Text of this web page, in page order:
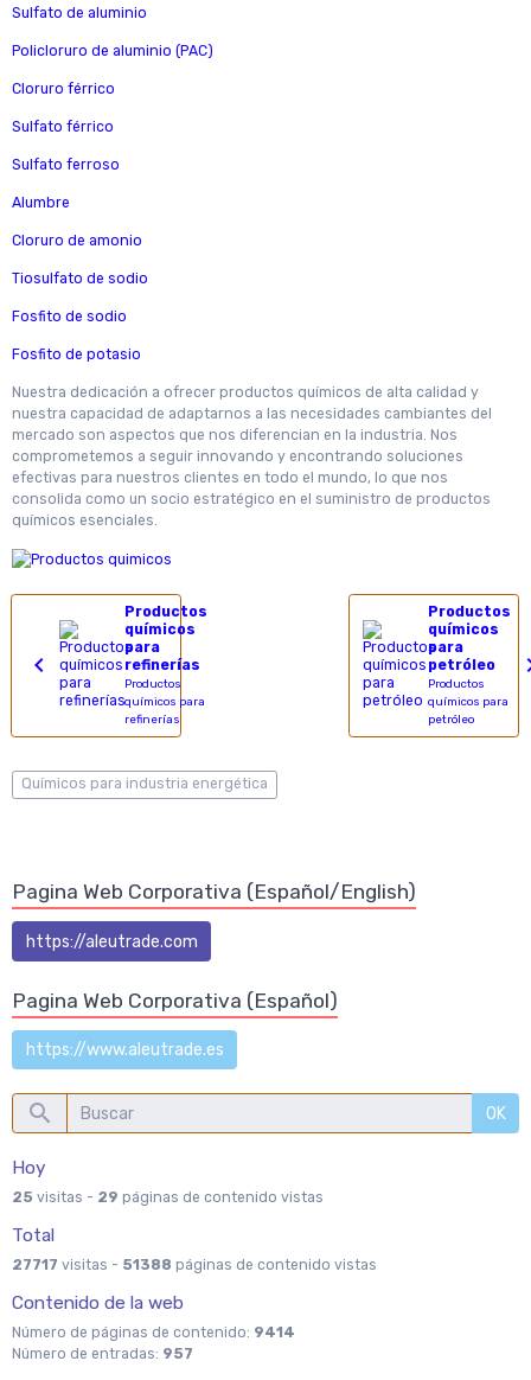
Sulfato de aluminio
Policloruro de aluminio (PAC)
Cloruro férrico
Sulfato férrico
Sulfato ferroso
Alumbre
Cloruro de amonio
Tiosulfato de sodio
Fosfito de sodio
Fosfito de potasio
Nuestra dedicación a ofrecer productos químicos de alta calidad y
nuestra capacidad de adaptarnos a las necesidades cambiantes del
mercado son aspectos que nos diferencian en la industria. Nos
comprometemos a seguir innovando y encontrando soluciones
efectivas para nuestros clientes en todo el mundo, lo que nos
consolida como un socio estratégico en el suministro de productos
químicos esenciales.
Productos
químicos
para
refinerías
Productos
químicos para
refinerías
Productos
químicos
para
petróleo
Productos
químicos para
petróleo
Químicos para industria energética
Pagina Web Corporativa (Español/English)
https://aleutrade.com
Pagina Web Corporativa (Español)
https://www.aleutrade.es
OK
Hoy
25 visitas - 29 páginas de contenido vistas
Total
27717 visitas - 51388 páginas de contenido vistas
Contenido de la web
Número de páginas de contenido: 9414
Número de entradas: 957